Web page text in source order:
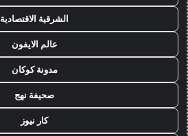
الشرقية الاقتصادية
عالم الايفون
مدونة كوكان
صحيفة نهج
كار نيوز